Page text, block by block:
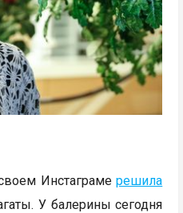
Инстаграмерешила
У балерины сегодня